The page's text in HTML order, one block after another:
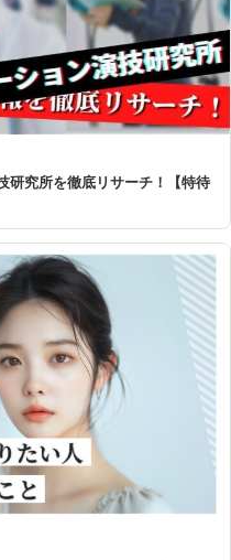
研究所を徹底リサーチ！【特待